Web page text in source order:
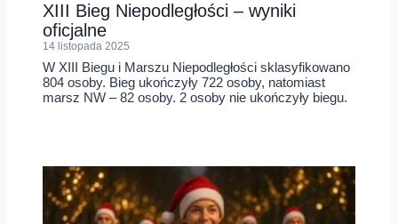
XIII Bieg Niepodległości – wyniki
oficjalne
14 listopada 2025
W XIII Biegu i Marszu Niepodległości sklasyfikowano
804 osoby. Bieg ukończyły 722 osoby, natomiast
marsz NW – 82 osoby. 2 osoby nie ukończyły biegu.